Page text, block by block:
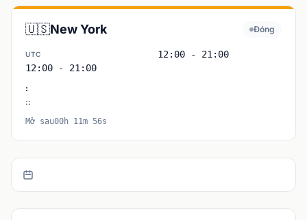
🇺🇸New York Đóng
UTC
12:00 - 21:00
12:00 - 21:00
:
::
Mở sau00h 11m 56s